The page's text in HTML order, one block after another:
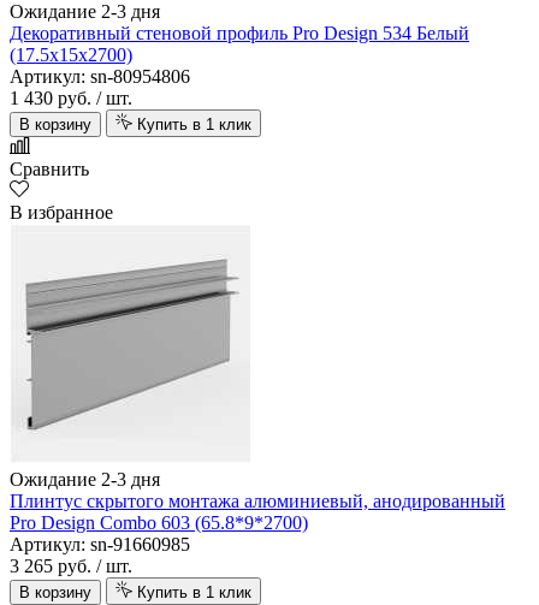
Ожидание 2-3 дня
Декоративный стеновой профиль Pro Design 534 Белый
(17.5х15х2700)
Артикул: sn-80954806
1 430 руб. / шт.
В корзину Купить в 1 клик
Сравнить
В избранное
Ожидание 2-3 дня
Плинтус скрытого монтажа алюминиевый, анодированный
Pro Design Combo 603 (65.8*9*2700)
Артикул: sn-91660985
3 265 руб. / шт.
В корзину Купить в 1 клик